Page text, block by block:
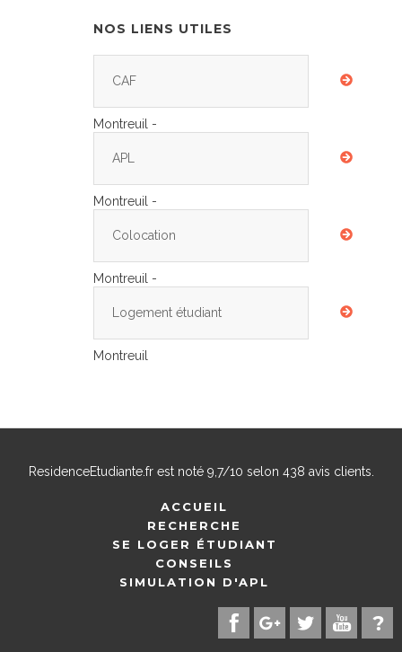
NOS LIENS UTILES
CAF
Montreuil -
APL
Montreuil -
Colocation
Montreuil -
Logement étudiant
Montreuil
ResidenceEtudiante.frest noté 9,7/10 selon 438 avis clients.
ACCUEIL
RECHERCHE
SE LOGER ÉTUDIANT
CONSEILS
SIMULATION D'APL